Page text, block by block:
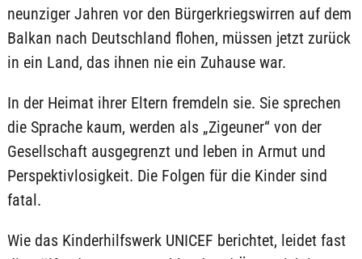
neunziger Jahren vor den Bürgerkriegswirren auf dem
Balkan nach Deutschland flohen, müssen jetzt zurück
in ein Land, das ihnen nie ein Zuhause war.
In der Heimat ihrer Eltern fremdeln sie. Sie sprechen
die Sprache kaum, werden als „Zigeuner“ von der
Gesellschaft ausgegrenzt und leben in Armut und
Perspektivlosigkeit. Die Folgen für die Kinder sind
fatal.
Wie das Kinderhilfswerk UNICEF berichtet, leidet fast